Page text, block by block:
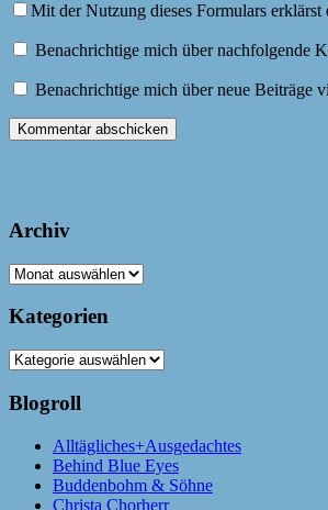
Mit der Nutzung dieses Formulars
Benachrichtige mich über nachfolgende
Benachrichtige mich über neue Beiträge
Archiv
Archiv
Kategorien
Kategorien
Blogroll
Alltägliches+Ausgedachtes
Behind Blue Eyes
Buddenbohm & Söhne
Christa Chorherr